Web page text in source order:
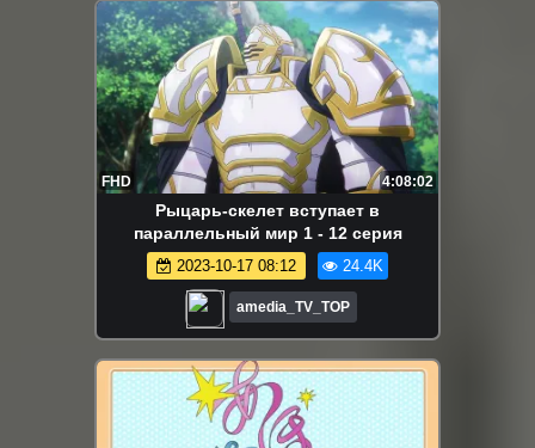
FHD 4:08:02
Рыцарь-скелет вступает в
параллельный мир 1 - 12 серия
2023-10-17 08:12 24.4K
amedia_TV_TOP